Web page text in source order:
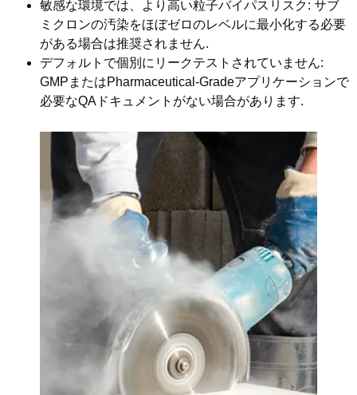
敏感な環境では、より高い粒子バイパスリスク: サブ
ミクロンの汚染をほぼゼロのレベルに最小化する必要
がある場合は推奨されません.
デフォルトで個別にリークテストされていません:
GMPまたはPharmaceutical-Gradeアプリケーションで
必要なQAドキュメントがない場合があります.